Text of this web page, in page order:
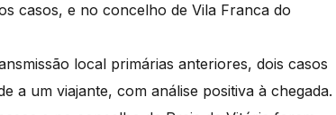
casos, e no concelho de Vila Franca do
local primárias anteriores, dois casos
a um viajante, com análise positiva à chegada.